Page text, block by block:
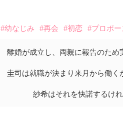
#幼なじみ #再会 #初恋 #プロポー
離婚が成立し、両親に報告のた
圭司は就職が決まり来月から働
紗希はそれを快諾するけ